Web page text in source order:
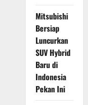
Mitsubishi
Bersiap
Luncurkan
SUV Hybrid
Baru di
Indonesia
Pekan Ini